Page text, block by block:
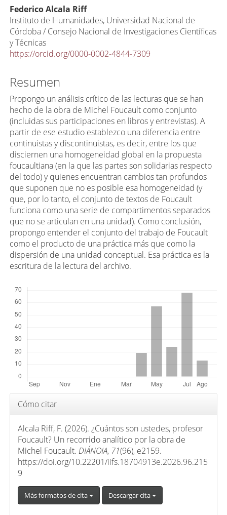
C
o
n
t
e
n
i
d
o
p
r
i
n
c
i
p
a
l
d
e
l
a
c
u
Federico Alcala Riff
Instituto de Humanidades, Universidad Nacional de
Córdoba / Consejo Nacional de Investigaciones Científicas
y Técnicas
https://orcid.org/0000-0002-4844-7309
Resumen
Propongo un análisis crítico de las lecturas que se han
hecho de la obra de Michel Foucault como conjunto
(incluidas sus participaciones en libros y entrevistas). A
partir de ese estudio establezco una diferencia entre
continuistas y discontinuistas, es decir, entre los que
disciernen una homogeneidad global en la propuesta
foucaultiana (en la que las partes son solidarias respecto
del todo) y quienes encuentran cambios tan profundos
que suponen que no es posible esa homogeneidad (y
que, por lo tanto, el conjunto de textos de Foucault
funciona como una serie de compartimentos separados
que no se articulan en una unidad). Como conclusión,
propongo entender el conjunto del trabajo de Foucault
como el producto de una práctica más que como la
dispersión de una unidad conceptual. Esa práctica es la
escritura de la lectura del archivo.
Detalles
del
artículo
Cómo citar
Alcala Riff, F. (2026). ¿Cuántos son ustedes, profesor
Foucault? Un recorrido analítico por la obra de
Michel Foucault. DIÁNOIA, 71(96), e2159.
https://doi.org/10.22201/iifs.18704913e.2026.96.215
9
Más formatos de cita Descargar cita